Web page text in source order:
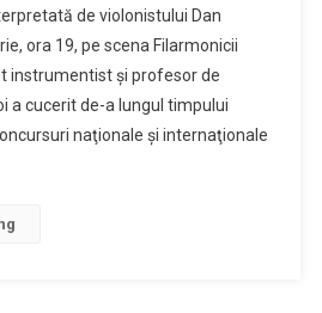
La
Filarmonica
„Oltenia”
de violonistului Dan
ora 19, pe scena Filarmonicii
instrumentist şi profesor de
a cucerit de-a lungul timpului
naţionale şi internaţionale